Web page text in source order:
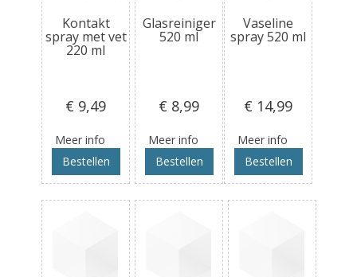
Kontakt
spray met vet
220 ml
€ 9,49
Meer info
Bestellen
Glasreiniger
520 ml
€ 8,99
Meer info
Bestellen
Vaseline
spray 520 ml
€ 14,99
Meer info
Bestellen